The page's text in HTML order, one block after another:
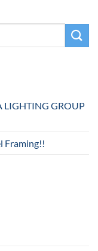
LIGHTING GROUP
Framing!!